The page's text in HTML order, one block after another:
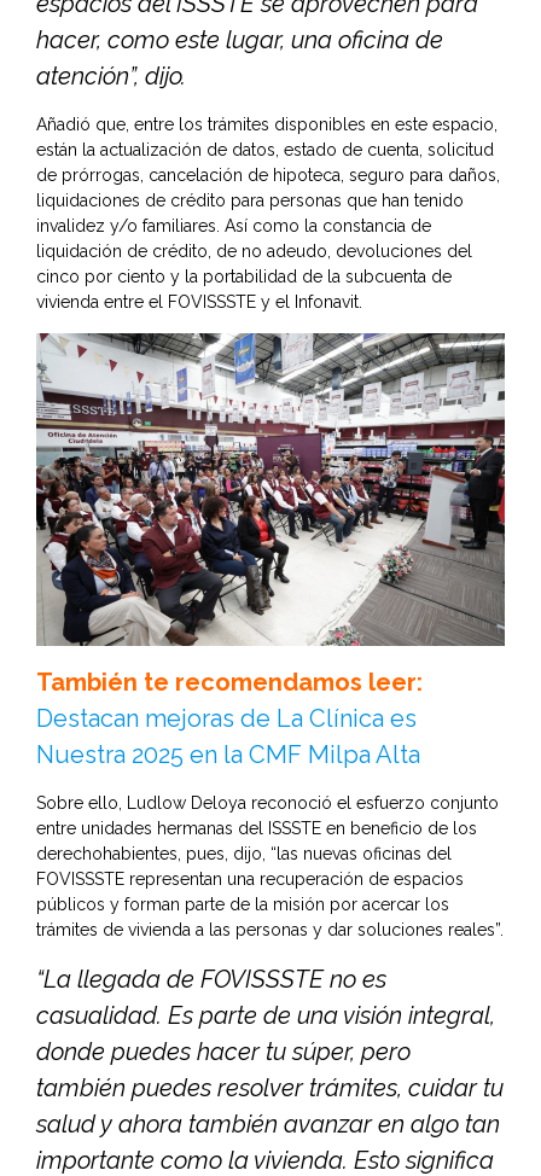
hacer, como este lugar, una oficina de
atención”, dijo.
Añadió que, entre los trámites disponibles en este espacio,
están la actualización de datos, estado de cuenta, solicitud
de prórrogas, cancelación de hipoteca, seguro para daños,
liquidaciones de crédito para personas que han tenido
invalidez y/o familiares. Así como la constancia de
liquidación de crédito, de no adeudo, devoluciones del
cinco por ciento y la portabilidad de la subcuenta de
vivienda entre el FOVISSSTE y el Infonavit.
También te recomendamos leer:
Destacan mejoras de La Clínica es
Nuestra 2025 en la CMF Milpa Alta
Sobre ello, Ludlow Deloya reconoció el esfuerzo conjunto
entre unidades hermanas del ISSSTE en beneficio de los
derechohabientes, pues, dijo, “las nuevas oficinas del
FOVISSSTE representan una recuperación de espacios
públicos y forman parte de la misión por acercar los
trámites de vivienda a las personas y dar soluciones reales”.
“La llegada de FOVISSSTE no es
casualidad. Es parte de una visión integral,
donde puedes hacer tu súper, pero
también puedes resolver trámites, cuidar tu
salud y ahora también avanzar en algo tan
importante como la vivienda. Esto significa